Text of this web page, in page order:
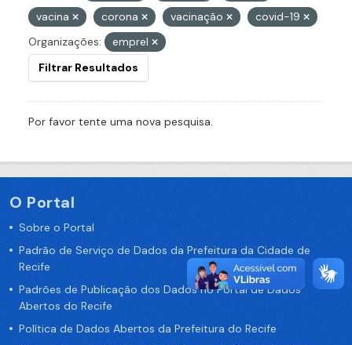
vacina
corona vacinação
covid-19
Organizações:
emprel
Filtrar Resultados
Por favor tente uma nova pesquisa.
O Portal
Sobre o Portal
Padrão de Serviço de Dados da Prefeitura da Cidade de
Recife
Padrões de Publicação dos Dados no Portal de Dados
Abertos do Recife
Política de Dados Abertos da Prefeitura do Recife